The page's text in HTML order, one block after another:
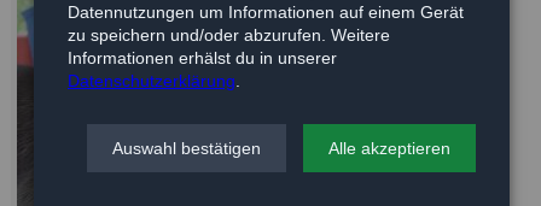
Datennutzungen um Informationen auf einem Gerät
zu speichern und/oder abzurufen. Weitere
Informationen erhälst du in unserer
Datenschutzerklärung
Auswahl bestätigen Alle akzeptieren